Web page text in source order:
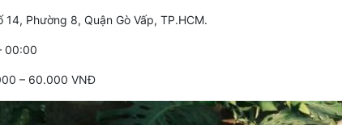
Phường 8, Quận Gò Vấp, TP.HCM.
00:00
– 60.000 VNĐ